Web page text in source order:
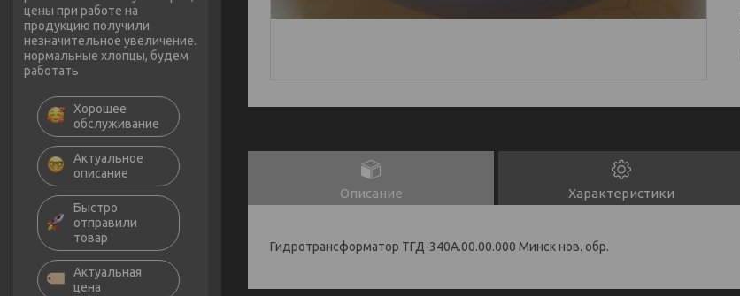
Описание Характеристики
Гидротрансформатор ТГД-340А.00.00.000 Минск нов. обр.
цены при работе на
продукцию получили
незначительное увеличение.
нормальные хлопцы, будем
работать
Хорошее
обслуживание
Актуальное
описание
Быстро
отправили
товар
Актуальная
цена